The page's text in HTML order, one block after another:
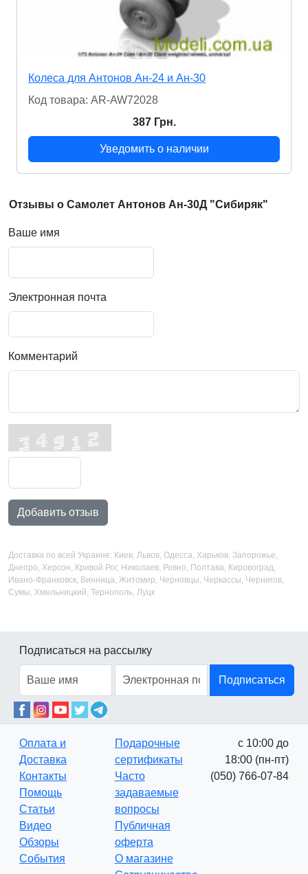
Колеса для Антонов Ан-24 и Ан-30
Код товара: AR-AW72028
387 Грн.
Уведомить о наличии
Отзывы о Самолет Антонов Ан-30Д "Сибиряк"
Ваше имя
Электронная почта
Комментарий
Добавить отзыв
Доставка по всей Украине: Киев, Львов, Одесса, Харьков, Запорожье,
Днепро, Херсон, Кривой Рог, Николаев, Ровно, Полтава, Кировоград,
Ивано-Франковск, Винница, Житомир, Черновцы, Черкассы, Чернигов,
Сумы, Хмельницкий, Тернополь, Луцк
Подписаться на рассылку
Подписаться
Оплата и
Доставка
Контакты
Помощь
Статьи
Видео
Обзоры
События
Подарочные
сертификаты
Часто
задаваемые
вопросы
Публичная
оферта
О магазине
с 10:00 до
18:00 (пн-пт)
(050) 766-07-84